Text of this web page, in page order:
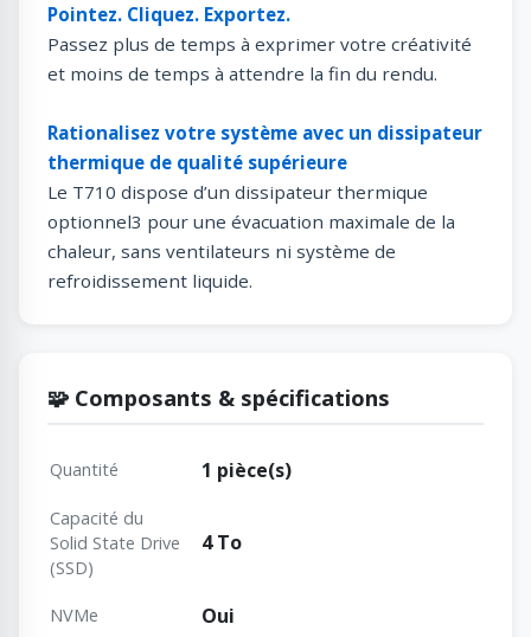
Pointez. Cliquez. Exportez.
Passez plus de temps à exprimer votre créativité
et moins de temps à attendre la fin du rendu.
Rationalisez votre système avec un dissipateur
thermique de qualité supérieure
Le T710 dispose d’un dissipateur thermique
optionnel3 pour une évacuation maximale de la
chaleur, sans ventilateurs ni système de
refroidissement liquide.
🧩 Composants & spécifications
Quantité 1 pièce(s)
Capacité du
Solid State Drive
(SSD)
4 To
NVMe Oui